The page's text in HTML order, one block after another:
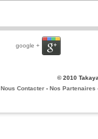
google +
© 2010
Nous Contacter - Nos Partenaires